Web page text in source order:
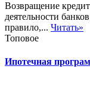
Возвращение
деятельности
правило,... Читать»
Топовое
Ипотечная